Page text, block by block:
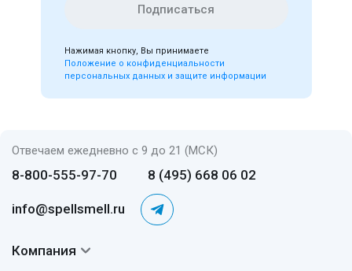
Подписаться
Нажимая кнопку, Вы принимаете
Положение о конфиденциальности
персональных данных и защите информации
Отвечаем ежедневно с 9 до 21 (МСК)
8-800-555-97-70 8 (495) 668 06 02
info@spellsmell.ru
Компания